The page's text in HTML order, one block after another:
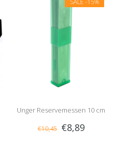
SALE -15%
Unger Reservemessen 10 cm
€10,45 €8,89